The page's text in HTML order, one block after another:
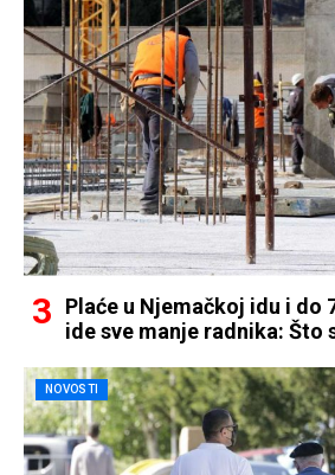
Plaće u Njemačkoj idu i do
ide sve manje radnika: Što
NOVOSTI